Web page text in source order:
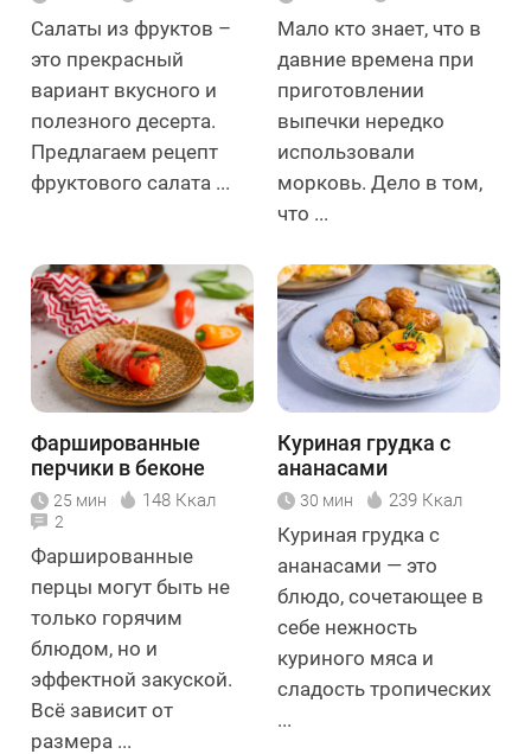
Салаты из фруктов –
это прекрасный
вариант вкусного и
полезного десерта.
Предлагаем рецепт
фруктового салата ...
Мало кто знает, что в
давние времена при
приготовлении
выпечки нередко
использовали
морковь. Дело в том,
что ...
Фаршированные
перчики в беконе
25 мин 148 Ккал
2
Фаршированные
перцы могут быть не
только горячим
блюдом, но и
эффектной закуской.
Всё зависит от
размера ...
Куриная грудка с
ананасами
30 мин 239 Ккал
Куриная грудка с
ананасами — это
блюдо, сочетающее в
себе нежность
куриного мяса и
сладость тропических
...